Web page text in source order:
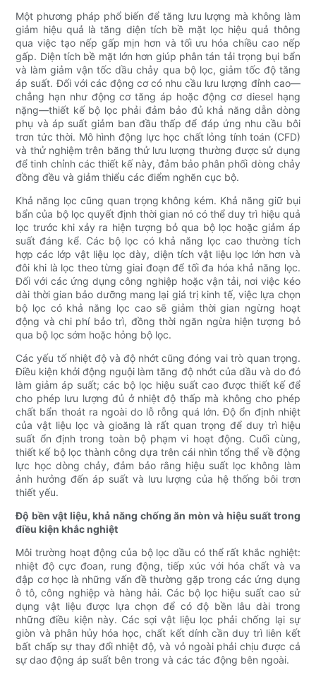
Một phương pháp phổ biến để tăng lưu lượng mà không làm
giảm hiệu quả là tăng diện tích bề mặt lọc hiệu quả thông
qua việc tạo nếp gấp mịn hơn và tối ưu hóa chiều cao nếp
gấp. Diện tích bề mặt lớn hơn giúp phân tán tải trọng bụi bẩn
và làm giảm vận tốc dầu chảy qua bộ lọc, giảm tốc độ tăng
áp suất. Đối với các động cơ có nhu cầu lưu lượng đỉnh cao—
chẳng hạn như động cơ tăng áp hoặc động cơ diesel hạng
nặng—thiết kế bộ lọc phải đảm bảo đủ khả năng dẫn dòng
phụ và áp suất giảm ban đầu thấp để đáp ứng nhu cầu bôi
trơn tức thời. Mô hình động lực học chất lỏng tính toán (CFD)
và thử nghiệm trên băng thử lưu lượng thường được sử dụng
để tinh chỉnh các thiết kế này, đảm bảo phân phối dòng chảy
đồng đều và giảm thiểu các điểm nghẽn cục bộ.
Khả năng lọc cũng quan trọng không kém. Khả năng giữ bụi
bẩn của bộ lọc quyết định thời gian nó có thể duy trì hiệu quả
lọc trước khi xảy ra hiện tượng bỏ qua bộ lọc hoặc giảm áp
suất đáng kể. Các bộ lọc có khả năng lọc cao thường tích
hợp các lớp vật liệu lọc dày, diện tích vật liệu lọc lớn hơn và
đôi khi là lọc theo từng giai đoạn để tối đa hóa khả năng lọc.
Đối với các ứng dụng công nghiệp hoặc vận tải, nơi việc kéo
dài thời gian bảo dưỡng mang lại giá trị kinh tế, việc lựa chọn
bộ lọc có khả năng lọc cao sẽ giảm thời gian ngừng hoạt
động và chi phí bảo trì, đồng thời ngăn ngừa hiện tượng bỏ
qua bộ lọc sớm hoặc hỏng bộ lọc.
Các yếu tố nhiệt độ và độ nhớt cũng đóng vai trò quan trọng.
Điều kiện khởi động nguội làm tăng độ nhớt của dầu và do đó
làm giảm áp suất; các bộ lọc hiệu suất cao được thiết kế để
cho phép lưu lượng đủ ở nhiệt độ thấp mà không cho phép
chất bẩn thoát ra ngoài do lỗ rỗng quá lớn. Độ ổn định nhiệt
của vật liệu lọc và gioăng là rất quan trọng để duy trì hiệu
suất ổn định trong toàn bộ phạm vi hoạt động. Cuối cùng,
thiết kế bộ lọc thành công dựa trên cái nhìn tổng thể về động
lực học dòng chảy, đảm bảo rằng hiệu suất lọc không làm
ảnh hưởng đến áp suất và lưu lượng của hệ thống bôi trơn
thiết yếu.
Độ bền vật liệu, khả năng chống ăn mòn và hiệu suất trong
điều kiện khắc nghiệt
Môi trường hoạt động của bộ lọc dầu có thể rất khắc nghiệt:
nhiệt độ cực đoan, rung động, tiếp xúc với hóa chất và va
đập cơ học là những vấn đề thường gặp trong các ứng dụng
ô tô, công nghiệp và hàng hải. Các bộ lọc hiệu suất cao sử
dụng vật liệu được lựa chọn để có độ bền lâu dài trong
những điều kiện này. Các sợi vật liệu lọc phải chống lại sự
giòn và phân hủy hóa học, chất kết dính cần duy trì liên kết
bất chấp sự thay đổi nhiệt độ, và vỏ ngoài phải chịu được cả
sự dao động áp suất bên trong và các tác động bên ngoài.